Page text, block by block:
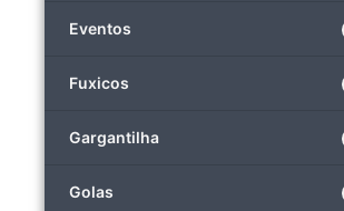
Eventos
Fuxicos
Gargantilha
Golas